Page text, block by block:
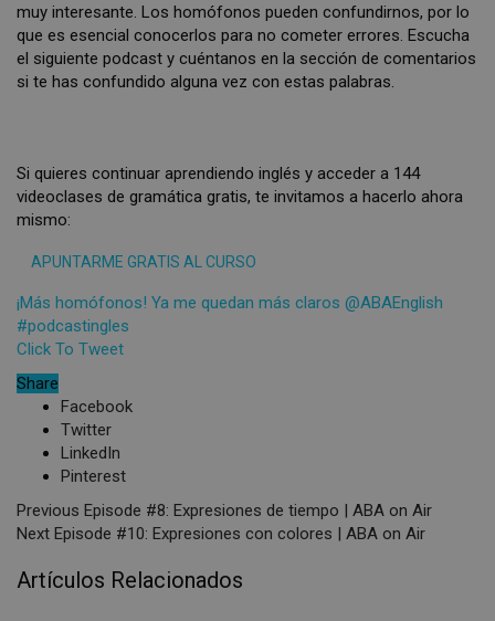
muy interesante. Los homófonos pueden confundirnos, por lo
que es esencial conocerlos para no cometer errores. Escucha
el siguiente podcast y cuéntanos en la sección de comentarios
si te has confundido alguna vez con estas palabras.
Si quieres continuar aprendiendo inglés y acceder a 144
videoclases de gramática gratis, te invitamos a hacerlo ahora
mismo:
APUNTARME GRATIS AL CURSO
¡Más homófonos! Ya me quedan más claros @ABAEnglish
#podcastingles
Click To Tweet
Share
Facebook
Twitter
LinkedIn
Pinterest
Previous Episode #8: Expresiones de tiempo | ABA on Air
Next Episode #10: Expresiones con colores | ABA on Air
Artículos Relacionados